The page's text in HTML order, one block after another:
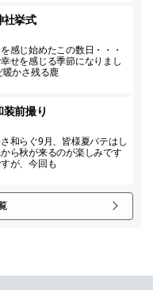
社挙式
感じ始めたこの数日・・・
せを感じる季節になりまし
かさ残る鹿
装前撮り
和らぐ9月、皆様夏バテはし
ら秋が来るのが楽しみです
が、今回も